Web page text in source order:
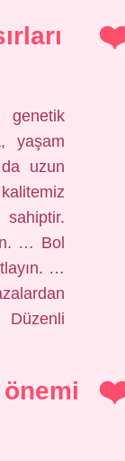
yaşam
da uzun
… Bol
…
önemi